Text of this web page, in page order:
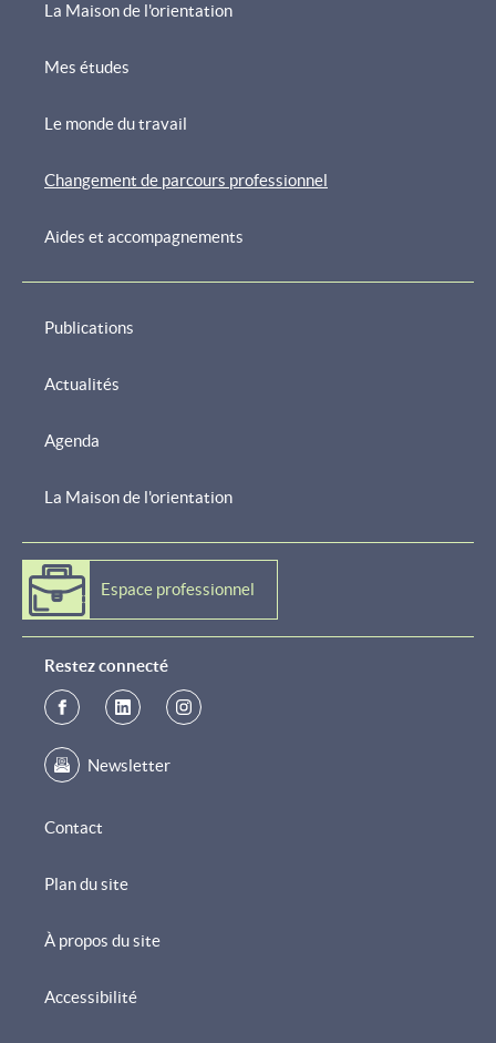
de
navigation
La Maison de l'orientation
Mes études
Le monde du travail
Changement de parcours professionnel
Aides et accompagnements
Publications
Actualités
Agenda
La Maison de l'orientation
Espace professionnel
Restez connecté
Newsletter
Contact
Plan du site
À propos du site
Accessibilité